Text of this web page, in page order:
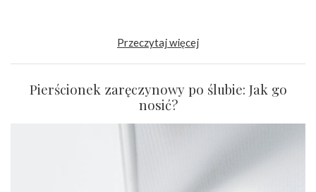
Przeczytaj więcej
Pierścionek zaręczynowy po ślubie: Jak go
nosić?